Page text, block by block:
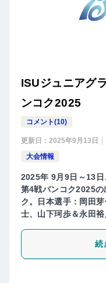
ISUジュニアグ
ンコク2025
コメント(10)
更新日： 2025年9月13日
大会情報
2025年 9月9日～13
第4戦バンコク2025
ク。日本選手：岡田
士、山下珂歩＆永田裕
続